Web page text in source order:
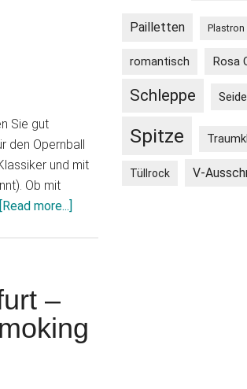
Sie gut
den Opernball
und mit
Ob mit
[Read more...]
Smoking
–
Pailletten Plastron
romantisch Rosa
Schleppe Seide
Spitze
Tüllrock V-